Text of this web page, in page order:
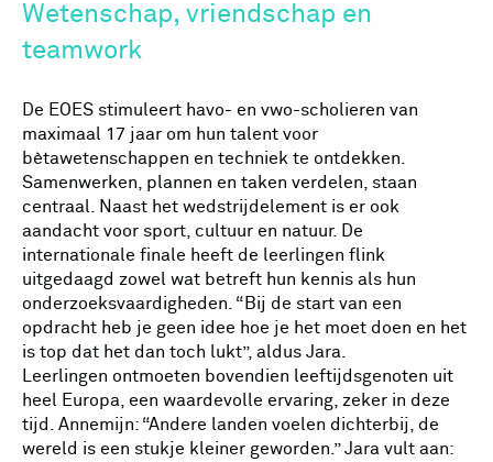
Wetenschap, vriendschap en
teamwork
De EOES stimuleert havo- en vwo-scholieren van
maximaal 17 jaar om hun talent voor
bètawetenschappen en techniek te ontdekken.
Samenwerken, plannen en taken verdelen, staan
centraal. Naast het wedstrijdelement is er ook
aandacht voor sport, cultuur en natuur. De
internationale finale heeft de leerlingen flink
uitgedaagd zowel wat betreft hun kennis als hun
onderzoeksvaardigheden. “Bij de start van een
opdracht heb je geen idee hoe je het moet doen en het
is top dat het dan toch lukt”, aldus Jara.
Leerlingen ontmoeten bovendien leeftijdsgenoten uit
heel Europa, een waardevolle ervaring, zeker in deze
tijd. Annemijn: “Andere landen voelen dichterbij, de
wereld is een stukje kleiner geworden.” Jara vult aan: